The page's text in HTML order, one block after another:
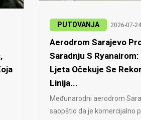
PUTOVANJA 2026-07-24
Aerodrom Sarajevo
Saradnju S
Ljeta Očekuje Se
Linija...
Međunarodni aerodrom
saopštio da je komercijalno